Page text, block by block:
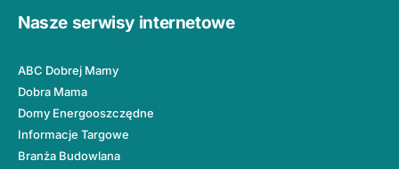
Nasze serwisy internetowe
ABC Dobrej Mamy
Dobra Mama
Domy Energooszczędne
Informacje Targowe
Branża Budowlana